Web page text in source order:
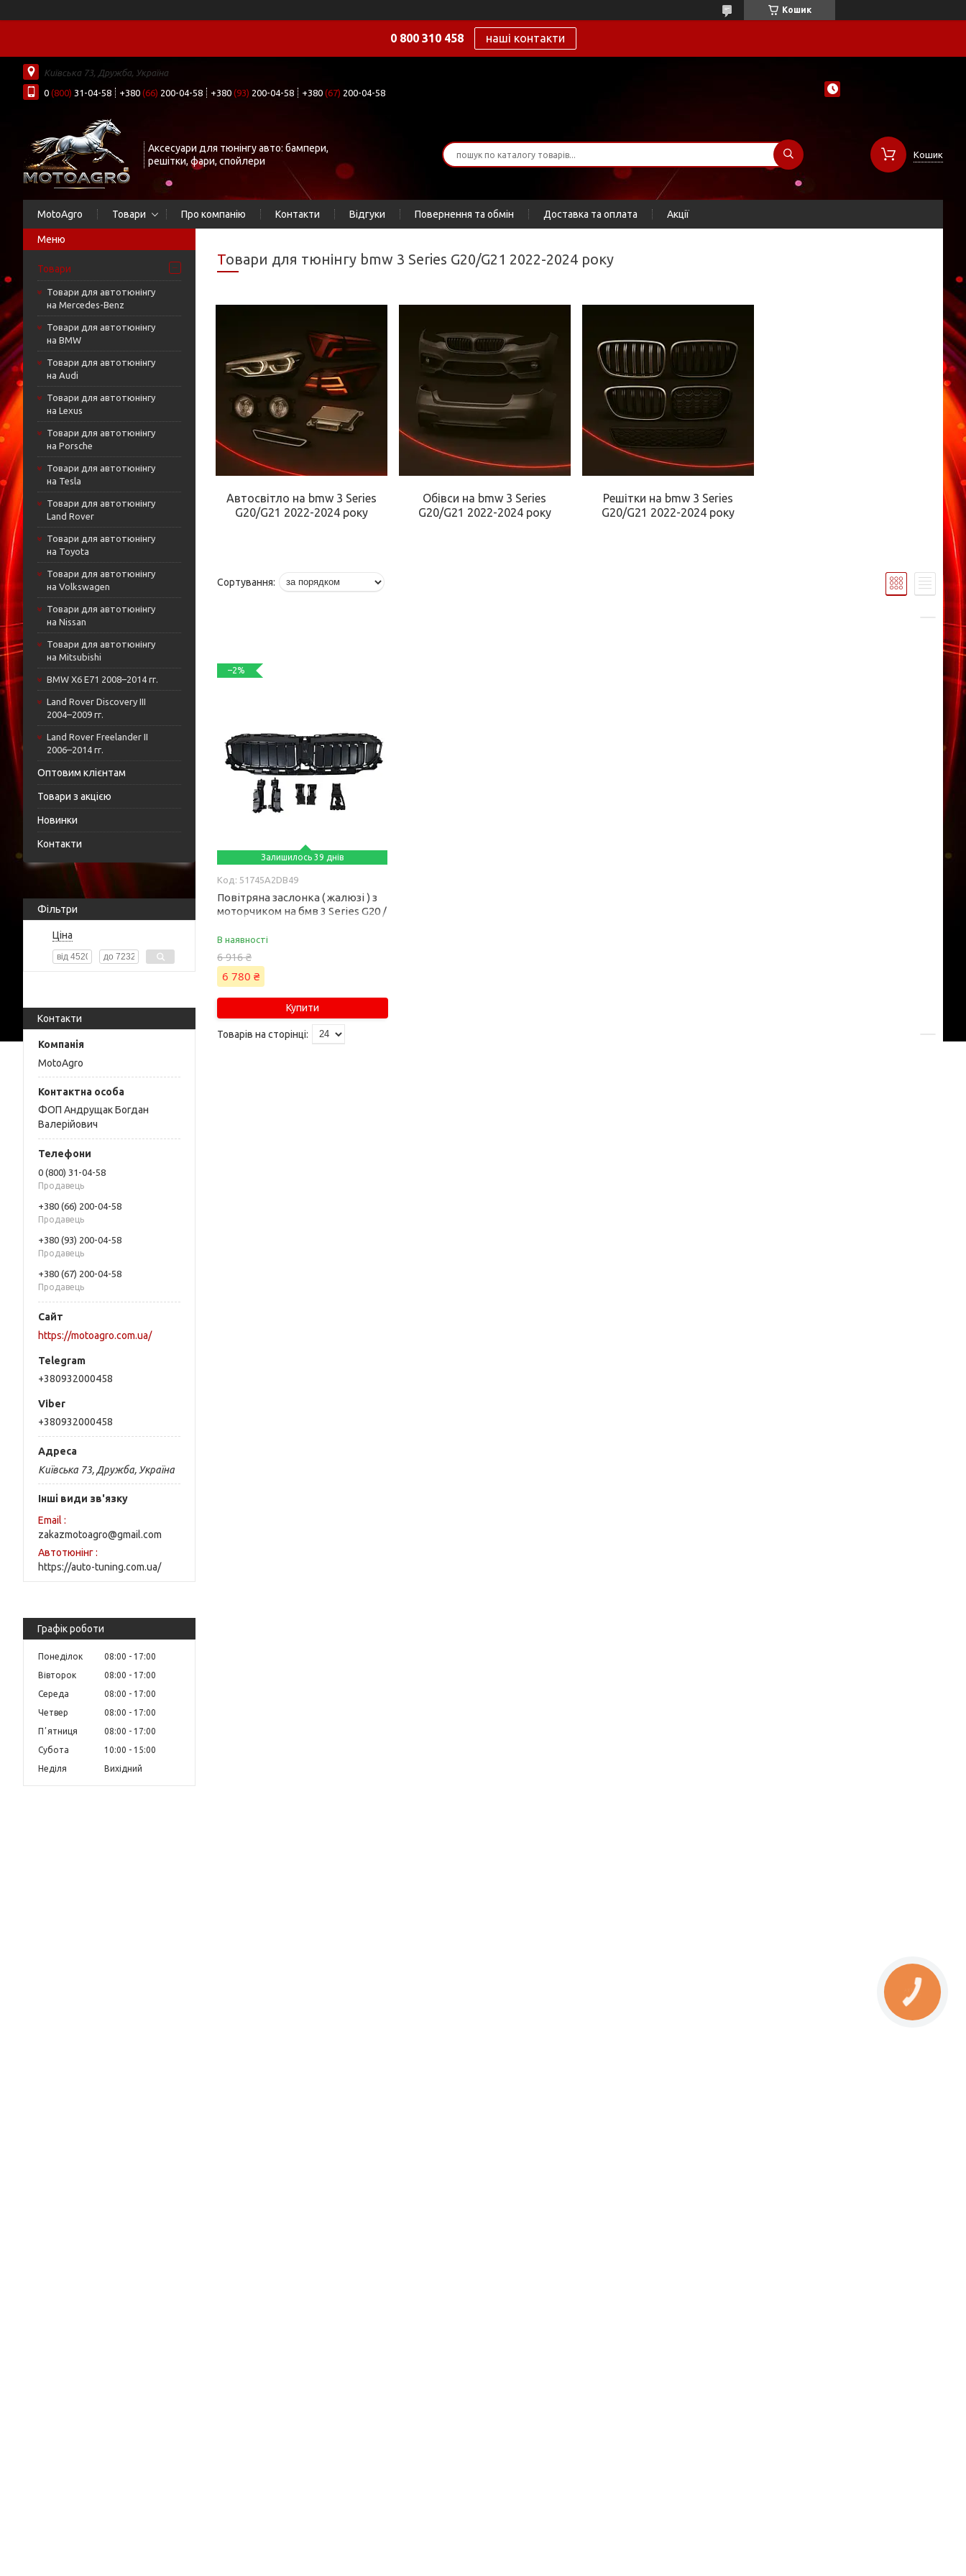
Кошик
0 800 310 458 наші контакти
Київська 73, Дружба, Україна
0 (800) 31-04-58 +380 (66) 200-04-58 +380 (93) 200-04-58 +380 (67) 200-04-58
Аксесуари для тюнінгу авто: бампери,
решітки, фари, спойлери
Кошик
MotoAgro Товари Про компанію Контакти Відгуки Повернення та обмін Доставка та оплата Акції
Товари
Товари для автотюнінгу
на Mercedes-Benz
Товари для автотюнінгу
на BMW
Товари для автотюнінгу
на Audi
Товари для автотюнінгу
на Lexus
Товари для автотюнінгу
на Porsche
Товари для автотюнінгу
на Tesla
Товари для автотюнінгу
Land Rover
Товари для автотюнінгу
на Toyota
Товари для автотюнінгу
на Volkswagen
Товари для автотюнінгу
на Nissan
Товари для автотюнінгу
на Mitsubishi
BMW X6 E71 2008–2014 гг.
Land Rover Discovery III
2004–2009 гг.
Land Rover Freelander II
2006–2014 гг.
Оптовим клієнтам
Товари з акцією
Новинки
Контакти
Фільтри
Ціна
Контакти
MotoAgro
ФОП Андрущак Богдан
Валерійович
0 (800) 31-04-58
Продавець
+380 (66) 200-04-58
Продавець
+380 (93) 200-04-58
Продавець
+380 (67) 200-04-58
Продавець
https://motoagro.com.ua/
+380932000458
+380932000458
Київська 73, Дружба, Україна
Інші види зв'язку
Email
zakazmotoagro@gmail.com
Автотюнінг
https://auto-tuning.com.ua/
Графік роботи
Понеділок 08:00
17:00
Вівторок
08:00
17:00
Середа
08:00
17:00
Четвер
08:00
17:00
Пʼятниця
08:00
17:00
Субота
10:00
15:00
Неділя
Вихідний
Товари для тюнінгу bmw 3 Series G20/G21 2022-2024 року
Автосвітло на bmw 3 Series
G20/G21 2022-2024 року
Обівси на bmw 3 Series
G20/G21 2022-2024 року
Решітки на bmw 3 Series
G20/G21 2022-2024 року
–2%
Залишилось 39 днів
51745A2DB49
Повітряна заслонка ( жалюзі ) з
моторчиком на бмв 3 Series G20 /
В наявності
6 916 ₴
6 780 ₴
Купити